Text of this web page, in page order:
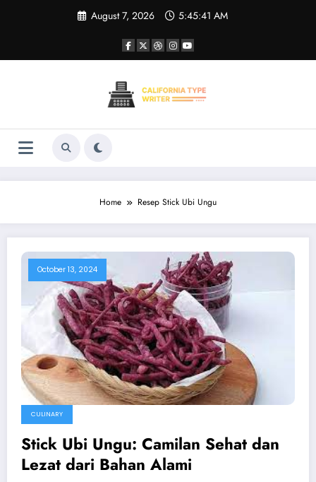
August 7, 2026 5:45:41 AM
Home Resep Stick Ubi Ungu
October 13, 2024
CULINARY
Stick Ubi Ungu: Camilan Sehat dan
Lezat dari Bahan Alami